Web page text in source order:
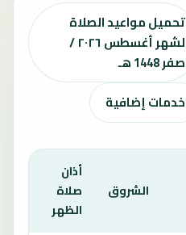
تحميل مواعيد الصلاة
لشهر أغسطس ٢٠٢٦ /
صفر 1448 هـ
خدمات إضافية
الشروق
أذان
صلاة
الظهر